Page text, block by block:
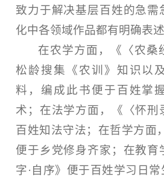
致力于解决基层百姓的急需
化中各领域作品都有明确表述
在农学方面，《〈农桑
松龄搜集《农训》知识以
料，编成此书便于百姓掌
术；在法学方面，《〈怀刑
百姓知法守法；在哲学方面
便于乡党修身齐家；在教育
字·自序》便于百姓学习日